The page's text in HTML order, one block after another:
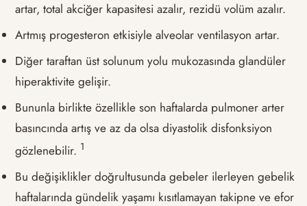
artar, total akciğer kapasitesi azalır, rezidü volüm azalır.
Artmış progesteron etkisiyle alveolar ventilasyon artar.
Diğer taraftan üst solunum yolu mukozasında glandüler
hiperaktivite gelişir.
Bununla birlikte özellikle son haftalarda pulmoner arter
basıncında artış ve az da olsa diyastolik disfonksiyon
gözlenebilir. ​1​
Bu değişiklikler doğrultusunda gebeler ilerleyen gebelik
haftalarında gündelik yaşamı kısıtlamayan takipne ve efor